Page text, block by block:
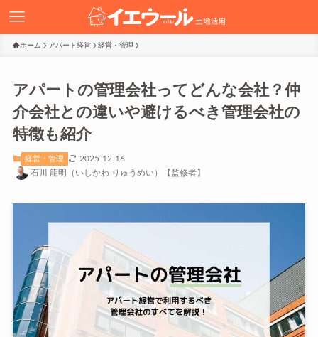
ホーム アパート経営 経営・管理
アパートの管理会社ってどんな会社？仲
介会社との違いや避けるべき管理会社の
特徴も紹介
経営・管理
2025-12-16
石川 龍明（いしかわ りゅうめい）【監修者】